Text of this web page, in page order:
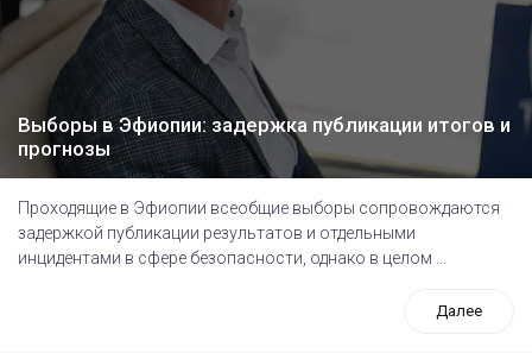
Выборы в Эфиопии: задержка публикации итогов и
прогнозы
Проходящие в Эфиопии всеобщие выборы сопровождаются
задержкой публикации результатов и отдельными
инцидентами в сфере безопасности, однако в целом ...
Далее